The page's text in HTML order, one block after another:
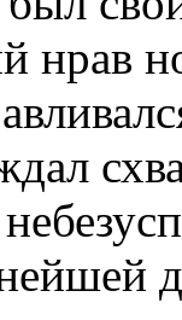
нрав